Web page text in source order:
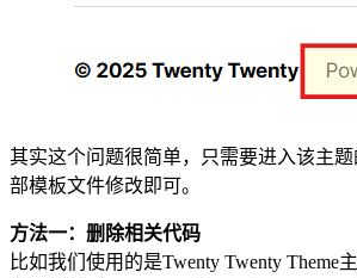
其实这个问题很简单，只需要进入该主
部模板文件修改即可。
方法一：删除相关代码
比如我们使用的是Twenty Twenty Theme